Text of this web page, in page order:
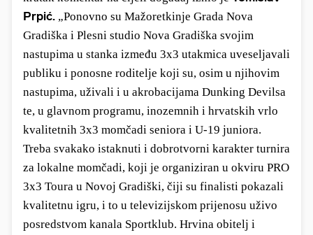
Prpić. „Ponovno su Mažoretkinje Grada Nova
Gradiška i Plesni studio Nova Gradiška svojim
nastupima u stanka između 3x3 utakmica uveseljavali
publiku i ponosne roditelje koji su, osim u njihovim
nastupima, uživali i u akrobacijama Dunking Devilsa
te, u glavnom programu, inozemnih i hrvatskih vrlo
kvalitetnih 3x3 momčadi seniora i U-19 juniora.
Treba svakako istaknuti i dobrotvorni karakter turnira
za lokalne momčadi, koji je organiziran u okviru PRO
3x3 Toura u Novoj Gradiški, čiji su finalisti pokazali
kvalitetnu igru, i to u televizijskom prijenosu uživo
posredstvom kanala Sportklub. Hrvina obitelj i